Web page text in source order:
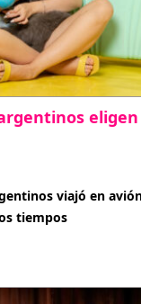
viajó en
tiempos